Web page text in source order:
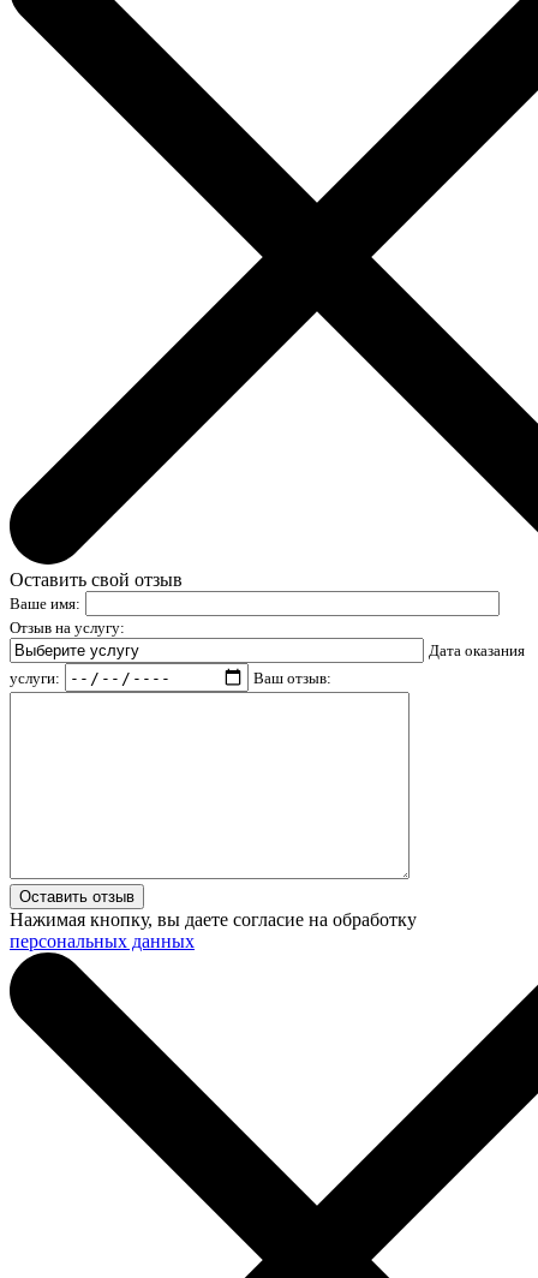
Оставить свой отзыв
Ваше имя:
Отзыв на услугу:
Дата оказания
услуги:
Ваш отзыв:
Нажимая кнопку, вы даете согласие на обработку
персональных данных